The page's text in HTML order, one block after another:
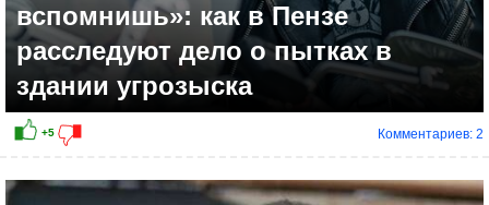
вспомнишь»: как в Пензе
расследуют дело о пытках в
здании угрозыска
Комментариев: 2